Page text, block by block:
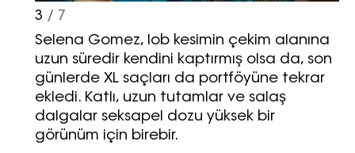
3 / 7
Selena Gomez, lob kesimin çekim alanına
uzun süredir kendini kaptırmış olsa da, son
günlerde XL saçları da portföyüne tekrar
ekledi. Katlı, uzun tutamlar ve salaş
dalgalar seksapel dozu yüksek bir
görünüm için birebir.